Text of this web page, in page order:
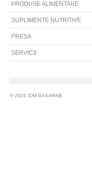
PRODUSE ALIMENTARE
SUPLIMENTE NUTRITIVE
PRESA
SERVICII
© 2026 IDM BASARAB